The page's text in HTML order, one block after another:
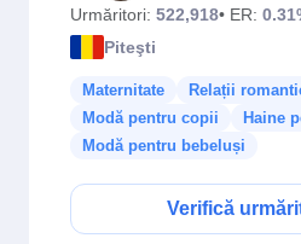
Urmăritori: 522,918• ER:
Piteşti
Maternitate
Relații
Modă pentru copii
Haine
Modă pentru bebeluși
Verifică